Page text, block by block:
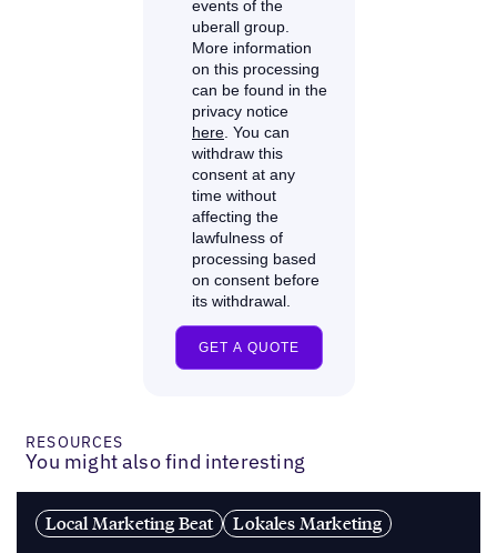
RESOURCES
You might also find interesting
Local Marketing Beat Lokales Marketing